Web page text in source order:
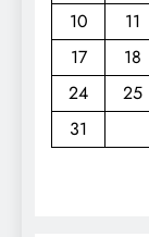
10
11
17
18
24
25
31